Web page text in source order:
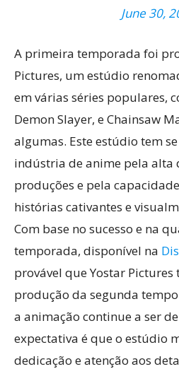
June 30,
A primeira temporada foi
Pictures, um estúdio
em várias séries populares,
Demon Slayer, e Chainsaw
algumas. Este estúdio tem
indústria de anime pela alta
produções e pela
histórias cativantes e
Com base no sucesso e na
temporada, disponível na
provável que Yostar
produção da segunda
a animação continue a ser
expectativa é que o estúdio
dedicação e atenção aos